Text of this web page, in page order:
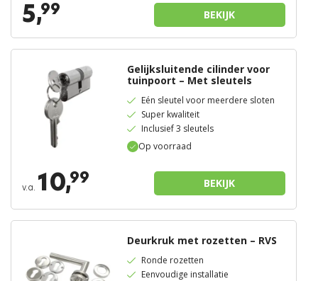
5,99 BEKIJK
Op voorraad
Gelijksluitende cilinder voor
tuinpoort – Met sleutels
Eén sleutel voor meerdere sloten
Super kwaliteit
Inclusief 3 sleutels
v.a. 10,99 BEKIJK
Deurkruk met rozetten – RVS
Ronde rozetten
Eenvoudige installatie